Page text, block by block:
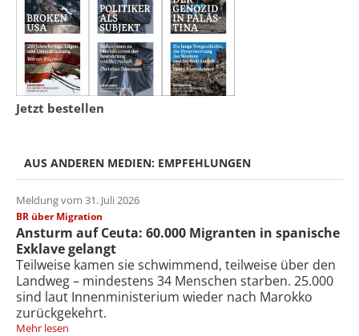
Jetzt bestellen
AUS ANDEREN MEDIEN: EMPFEHLUNGEN
Meldung vom 31. Juli 2026
BR über Migration
Ansturm auf Ceuta: 60.000 Migranten in spanische
Exklave gelangt
Teilweise kamen sie schwimmend, teilweise über den
Landweg – mindestens 34 Menschen starben. 25.000
sind laut Innenministerium wieder nach Marokko
zurückgekehrt.
Mehr lesen